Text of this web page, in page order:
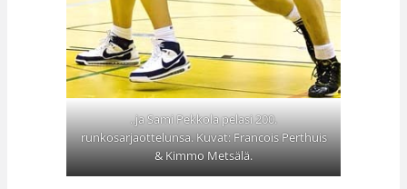
..ja Sami Pekkola pelasi 200.
runkosarjaottelunsa. Kuvat: Francois Perthuis
& Kimmo Metsälä.